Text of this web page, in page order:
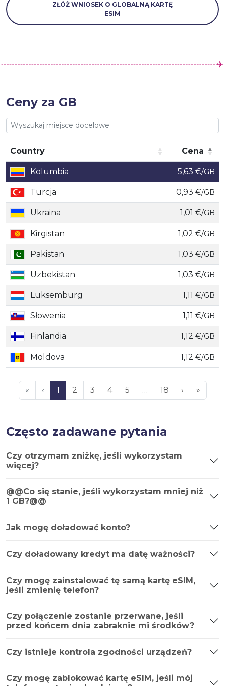
ZŁÓŻ WNIOSEK O GLOBALNĄ KARTĘ
ESIM
Ceny za GB
Country
Cena
Country
Cena
Kolumbia 5,63 €/GB
Turcja 0,93 €/GB
Ukraina 1,01 €/GB
Kirgistan 1,02 €/GB
Pakistan 1,03 €/GB
Uzbekistan 1,03 €/GB
Luksemburg 1,11 €/GB
Słowenia 1,11 €/GB
Finlandia 1,12 €/GB
Moldova 1,12 €/GB
« ‹ 1 2 3 4 5 … 18 › »
Często zadawane pytania
Czy otrzymam zniżkę, jeśli wykorzystam
więcej?
@@Co się stanie, jeśli wykorzystam mniej niż
1 GB?@@
Jak mogę doładować konto?
Czy doładowany kredyt ma datę ważności?
Czy mogę zainstalować tę samą kartę eSIM,
jeśli zmienię telefon?
Czy połączenie zostanie przerwane, jeśli
przed końcem dnia zabraknie mi środków?
Czy istnieje kontrola zgodności urządzeń?
Czy mogę zablokować kartę eSIM, jeśli mój